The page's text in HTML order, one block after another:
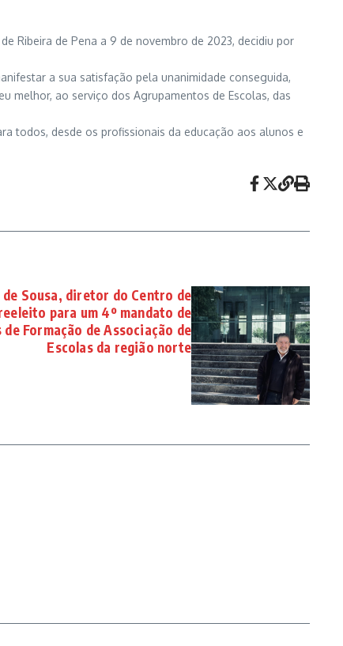
Ribeira de Pena a 9 de novembro de 2023, decidiu por
a sua satisfação pela unanimidade conseguida,
melhor, ao serviço dos Agrupamentos de Escolas, das
todos, desde os profissionais da educação aos alunos e
de Sousa, diretor do Centro de
para um 4º mandato de
Formação de Associação de
Escolas da região norte